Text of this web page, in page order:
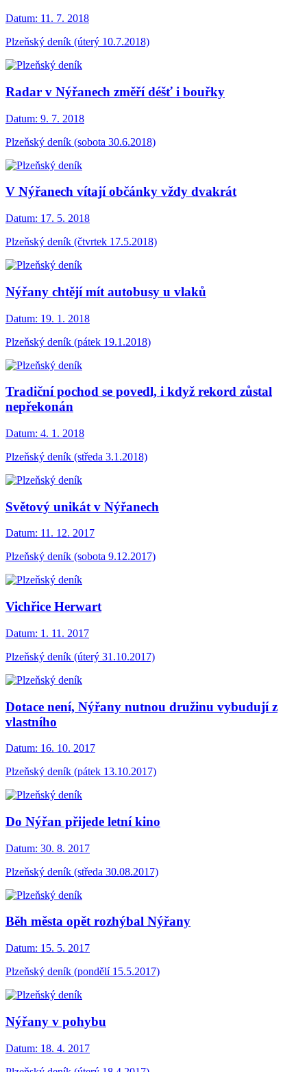
Datum: 11. 7. 2018
Plzeňský deník (úterý 10.7.2018)
Radar v Nýřanech změří déšť i bouřky
Datum: 9. 7. 2018
Plzeňský deník (sobota 30.6.2018)
V Nýřanech vítají občánky vždy dvakrát
Datum: 17. 5. 2018
Plzeňský deník (čtvrtek 17.5.2018)
Nýřany chtějí mít autobusy u vlaků
Datum: 19. 1. 2018
Plzeňský deník (pátek 19.1.2018)
Tradiční pochod se povedl, i když rekord zůstal
nepřekonán
Datum: 4. 1. 2018
Plzeňský deník (středa 3.1.2018)
Světový unikát v Nýřanech
Datum: 11. 12. 2017
Plzeňský deník (sobota 9.12.2017)
Vichřice Herwart
Datum: 1. 11. 2017
Plzeňský deník (úterý 31.10.2017)
Dotace není, Nýřany nutnou družinu vybudují z
vlastního
Datum: 16. 10. 2017
Plzeňský deník (pátek 13.10.2017)
Do Nýřan přijede letní kino
Datum: 30. 8. 2017
Plzeňský deník (středa 30.08.2017)
Běh města opět rozhýbal Nýřany
Datum: 15. 5. 2017
Plzeňský deník (pondělí 15.5.2017)
Nýřany v pohybu
Datum: 18. 4. 2017